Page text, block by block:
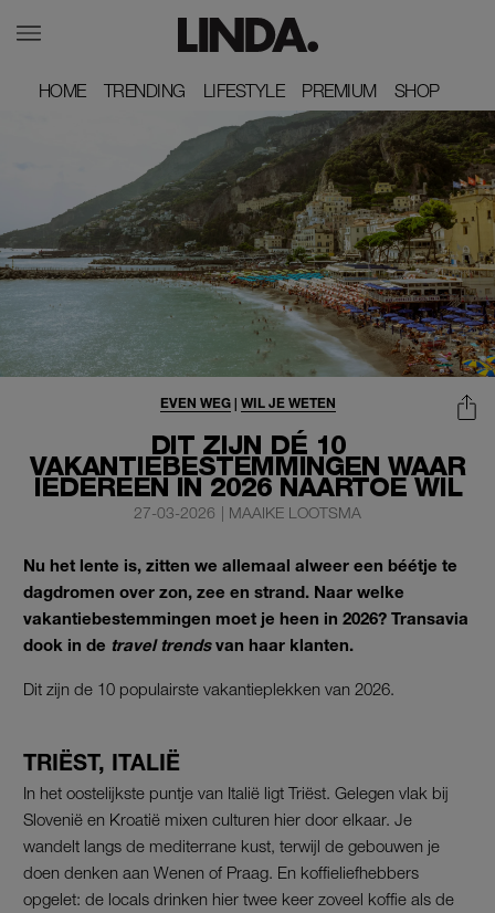
HOME
HOME TRENDING
TRENDING LIFESTYLE
LIFESTYLE PREMIUM
PREMIUM SHOP
SHOP
DIT ZIJN DÉ 10
VAKANTIEBESTEMMINGEN WAAR
IEDEREEN IN 2026 NAARTOE WIL
EVEN WEG| WIL JE WETEN
27-03-2026 | MAAIKE LOOTSMA
Nu het lente is, zitten we allemaal alweer een béétje te
dagdromen over zon, zee en strand. Naar welke
vakantiebestemmingen moet je heen in 2026? Transavia
dook in de travel trendsvan haar klanten.
Dit zijn de 10 populairste vakantieplekken van 2026.
TRIËST, ITALIË
In het oostelijkste puntje van Italië ligt Triëst. Gelegen vlak bij
Slovenië en Kroatië mixen culturen hier door elkaar. Je
wandelt langs de mediterrane kust, terwijl de gebouwen je
doen denken aan Wenen of Praag. En koffieliefhebbers
opgelet: de locals drinken hier twee keer zoveel koffie als de